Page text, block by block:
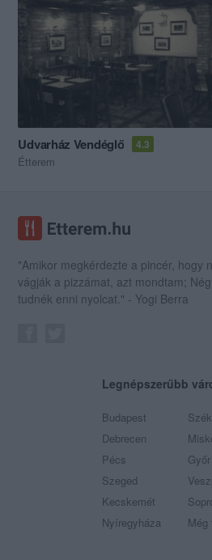
Udvarház Vendéglő 4.3
Étterem
"Amikor megkérdezte a pincér, hogy
vágják a pizzámat, azt mondtam;
tudnék enni nyolcat." - Yogi Berra
Legnépszerűbb
Budapest
Debrecen
Pécs
Szeged
Kecskemét
Nyíregyháza
Győr
Még